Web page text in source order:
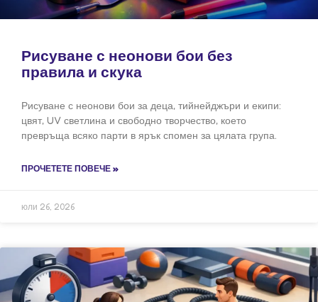
Рисуване с неонови бои без
правила и скука
Рисуване с неонови бои за деца, тийнейджъри и екипи:
цвят, UV светлина и свободно творчество, което
превръща всяко парти в ярък спомен за цялата група.
ПРОЧЕТЕТЕ ПОВЕЧЕ »
юли 26, 2026